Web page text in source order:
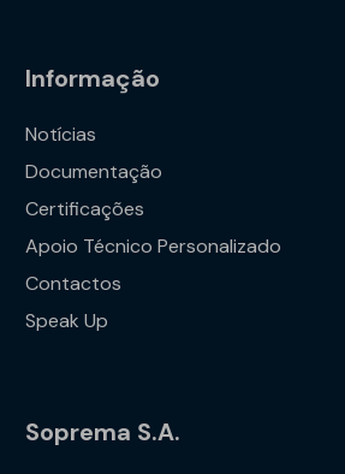
Informação
Notícias
Documentação
Certificações
Apoio Técnico Personalizado
Contactos
Speak Up
Soprema S.A.